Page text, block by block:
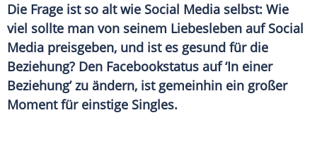
Die Frage ist so alt wie Social Media selbst: Wie
viel sollte man von seinem Liebesleben auf Social
Media preisgeben, und ist es gesund für die
Beziehung? Den Facebookstatus auf ‘In einer
Beziehung’ zu ändern, ist gemeinhin ein großer
Moment für einstige Singles.